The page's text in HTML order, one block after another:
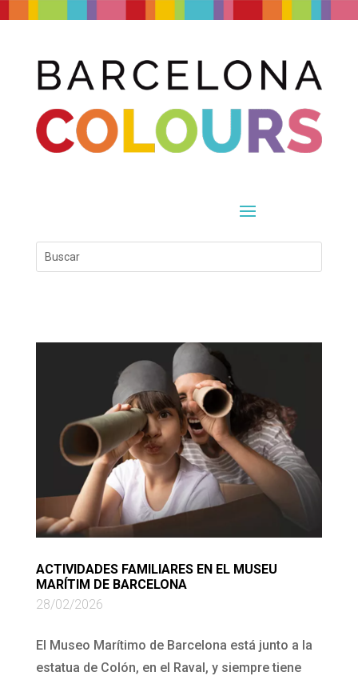
ACTIVIDADES FAMILIARES EN EL MUSEU
MARÍTIM DE BARCELONA
28/02/2026
El Museo Marítimo de Barcelona está junto a la
estatua de Colón, en el Raval, y siempre tiene